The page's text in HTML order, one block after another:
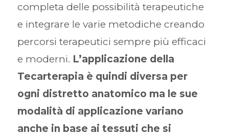
completa delle possibilità terapeutiche
e integrare le varie metodiche creando
percorsi terapeutici sempre più efficaci
e moderni. L’applicazione della
Tecarterapia è quindi diversa per
ogni distretto anatomico ma le sue
modalità di applicazione variano
anche in base ai tessuti che si